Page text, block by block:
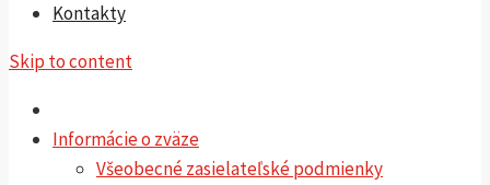
Kontakty
Skip to content
Informácie o zväze
Všeobecné zasielateľské podmienky